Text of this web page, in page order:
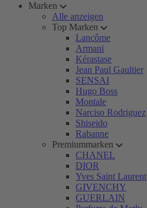
Marken
Alle anzeigen
Top Marken
Lancôme
Armani
Kérastase
Jean Paul Gaultier
SENSAI
Hugo Boss
Montale
Narciso Rodriguez
Shiseido
Rabanne
Premiummarken
CHANEL
DIOR
Yves Saint Laurent
GIVENCHY
GUERLAIN